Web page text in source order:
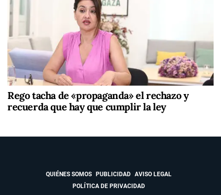
Rego tacha de «propaganda» el rechazo y
recuerda que hay que cumplir la ley
QUIÉNES SOMOS PUBLICIDAD
AVISO LEGAL
POLÍTICA DE PRIVACIDAD